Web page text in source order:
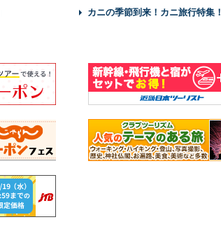
カニの季節到来！カニ旅行特集！